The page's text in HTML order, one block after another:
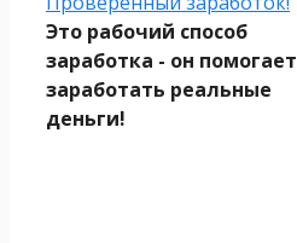
Это рабочий способ
заработка - он помогает
заработать реальные
деньги!